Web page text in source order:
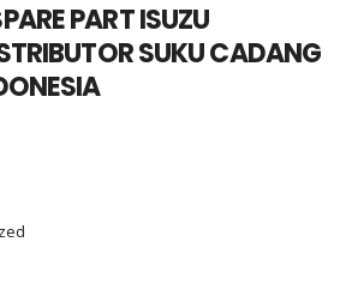
PART ISUZU
SUKU CADANG